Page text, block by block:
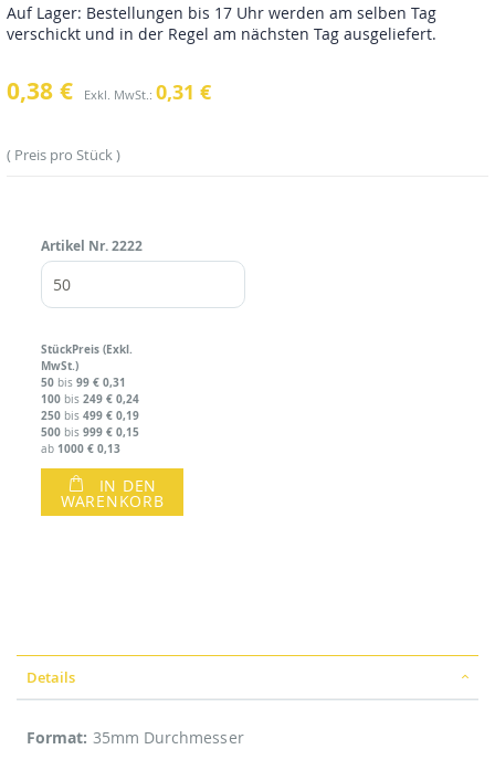
Auf Lager: Bestellungen bis 17 Uhr werden am selben Tag
verschickt und in der Regel am nächsten Tag ausgeliefert.
0,38 € 0,31 €
Preis pro Stück
Artikel Nr.2222
StückPreis (Exkl.
MwSt.)
50 bis 99 € 0,31
100 bis 249 € 0,24
250 bis 499 € 0,19
500 bis 999 € 0,15
ab 1000 € 0,13
IN DEN
WARENKORB
Details
Format: 35mm Durchmesser